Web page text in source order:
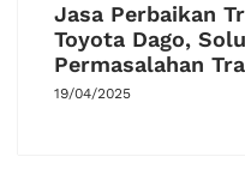
Jasa Perbaikan
Toyota Dago,
Permasalahan
19/04/2025